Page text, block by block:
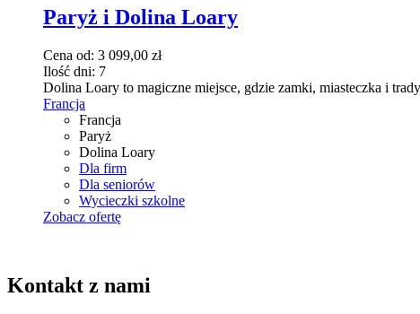
wybrać
Paryż i Dolina Loary
Cena od: 3 099,00 zł
Ilość dni: 7
Dolina Loary to magiczne miejsce, gdzie zamki, miasteczka i
Francja
Francja
Paryż
Dolina Loary
Dla firm
Dla seniorów
Wycieczki szkolne
Zobacz ofertę
Kontakt z nami